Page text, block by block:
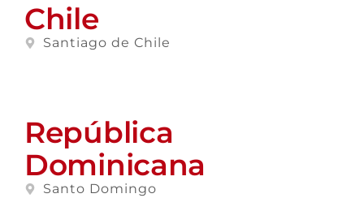
Chile
Santiago de Chile
República
Dominicana
Santo Domingo